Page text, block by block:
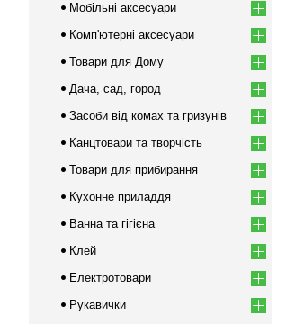
Мобільні аксесуари
Комп'ютерні аксесуари
Товари для Дому
Дача, сад, город
Засоби від комах та гризунів
Канцтовари та творчість
Товари для прибирання
Кухонне приладдя
Ванна та гігієна
Клей
Електротовари
Рукавички